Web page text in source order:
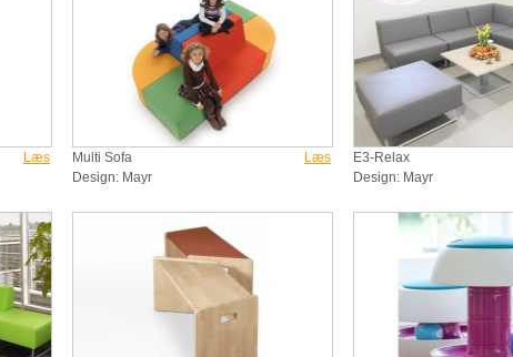
Læs
Multi Sofa
Design: Mayr
Læs
E3-Relax
Design: Mayr